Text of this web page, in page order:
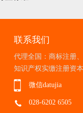
联系我们
代理全国：商标注册
知识产权实缴注册资
微信datujia
028-6202 6505